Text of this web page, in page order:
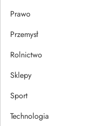
Prawo
Przemysł
Rolnictwo
Sklepy
Sport
Technologia